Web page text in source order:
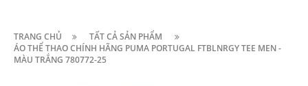
TRANG CHỦ
TẤT CẢ SẢN PHẨM
ÁO THỂ THAO CHÍNH HÃNG PUMA PORTUGAL FTBLNRGY TEE MEN -
MÀU TRẮNG 780772-25